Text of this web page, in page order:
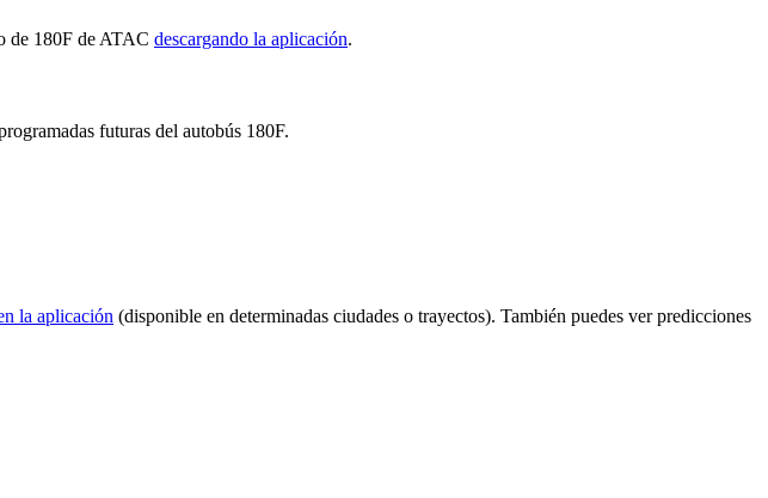
de 180F de ATAC descargando la aplicación.
futuras del autobús 180F.
la aplicación (disponible en determinadas ciudades o trayectos). También puedes ver predicciones